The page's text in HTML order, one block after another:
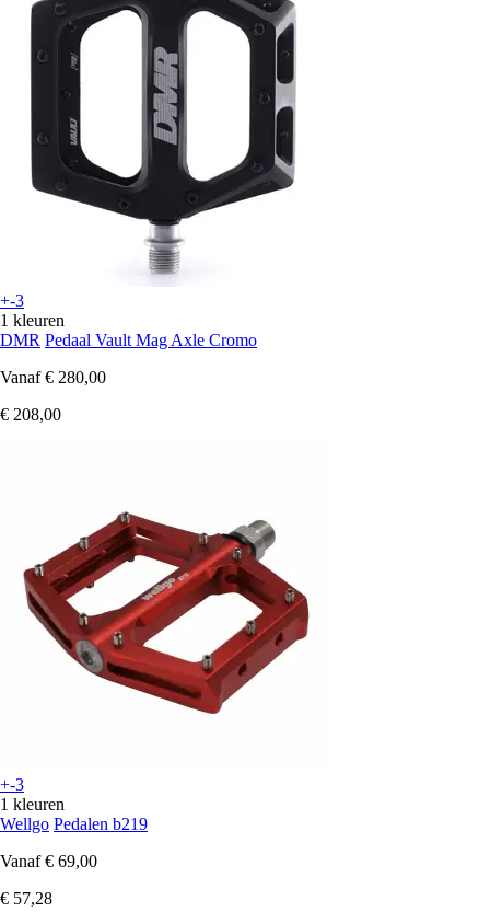
+-3
1 kleuren
DMR Pedaal Vault Mag Axle Cromo
Vanaf € 280,00
€ 208,00
+-3
1 kleuren
Wellgo Pedalen b219
Vanaf € 69,00
€ 57,28